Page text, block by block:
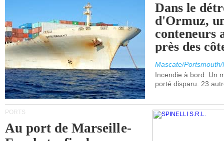
Dans le
d'Ormuz,
conteneurs
près des
Mascate/
Incendie à bord. Un
porté disparu. 23
PORTS
Au port de Marseille-